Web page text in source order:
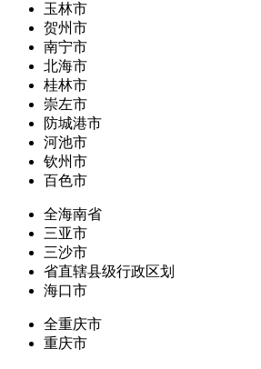
玉林市
贺州市
南宁市
北海市
桂林市
崇左市
防城港市
河池市
钦州市
百色市
全海南省
三亚市
三沙市
省直辖县级行政区划
海口市
全重庆市
重庆市